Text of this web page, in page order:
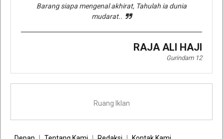
Barang siapa mengenal akhirat, Tahulah ia dunia
mudarat..
RAJA ALI HAJI
Gurindam 12
Ruang Iklan